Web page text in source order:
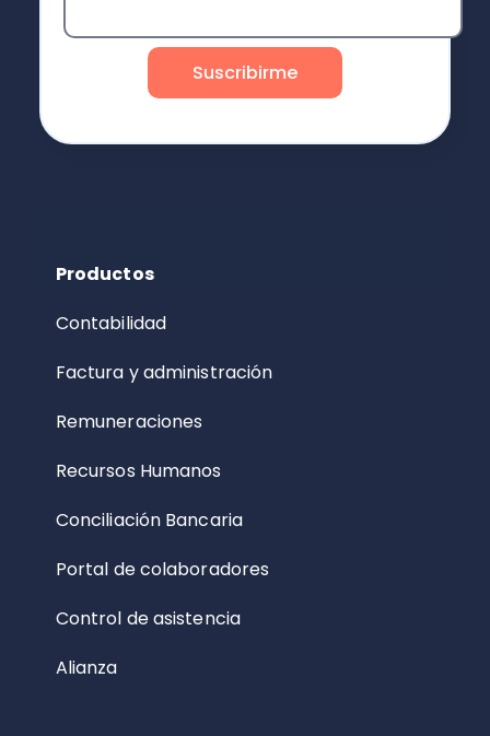
Productos
Contabilidad
Factura y administración
Remuneraciones
Recursos Humanos
Conciliación Bancaria
Portal de colaboradores
Control de asistencia
Alianza